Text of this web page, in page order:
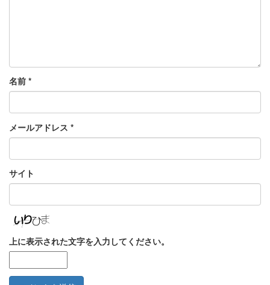
名前 *
メールアドレス *
サイト
上に表示された文字を入力してください。